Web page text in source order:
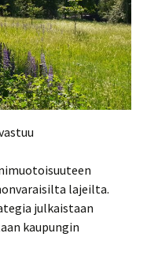
lajeilta.
julkaistaan
kaupungin